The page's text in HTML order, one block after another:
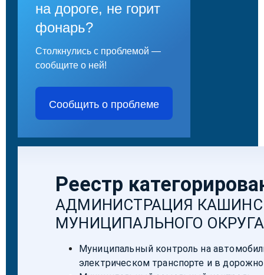
на дороге, не горит
фонарь?
Столкнулись с проблемой —
сообщите о ней!
Сообщить о проблеме